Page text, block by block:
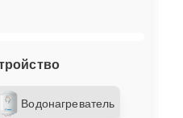
Водонагреватель